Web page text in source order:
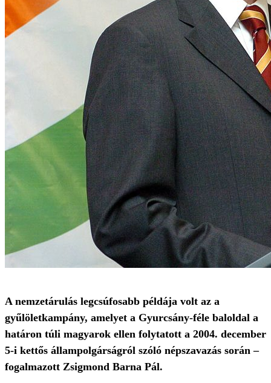
A nemzetárulás legcsúfosabb példája volt az a
gyűlöletkampány, amelyet a Gyurcsány-féle baloldal a
határon túli magyarok ellen folytatott a 2004. december
5-i kettős állampolgárságról szóló népszavazás során –
fogalmazott Zsigmond Barna Pál.